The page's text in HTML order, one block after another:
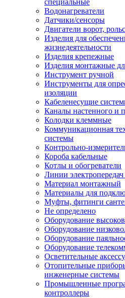
специальные
Водонагреватели
Датчики/сенсоры
Двигатели ворот,
Изделия для
жизнедеятельности
Изделия крепежные
Изделия монтажные
Инструмент ручной
Инструменты для
изоляции
Кабеленесущие
Каналы настенного и
Колодки клеммные
Коммуникационная
системы
Контрольно-
Короба кабельные
Котлы и обогреватели
Линии
Материал монтажный
Материалы для
Муфты, фитинги
Не определено
Оборудование
Оборудование
Оборудование
Оборудование
Осветительные
Отопительные
инженерные системы
Промышленные
контроллеры